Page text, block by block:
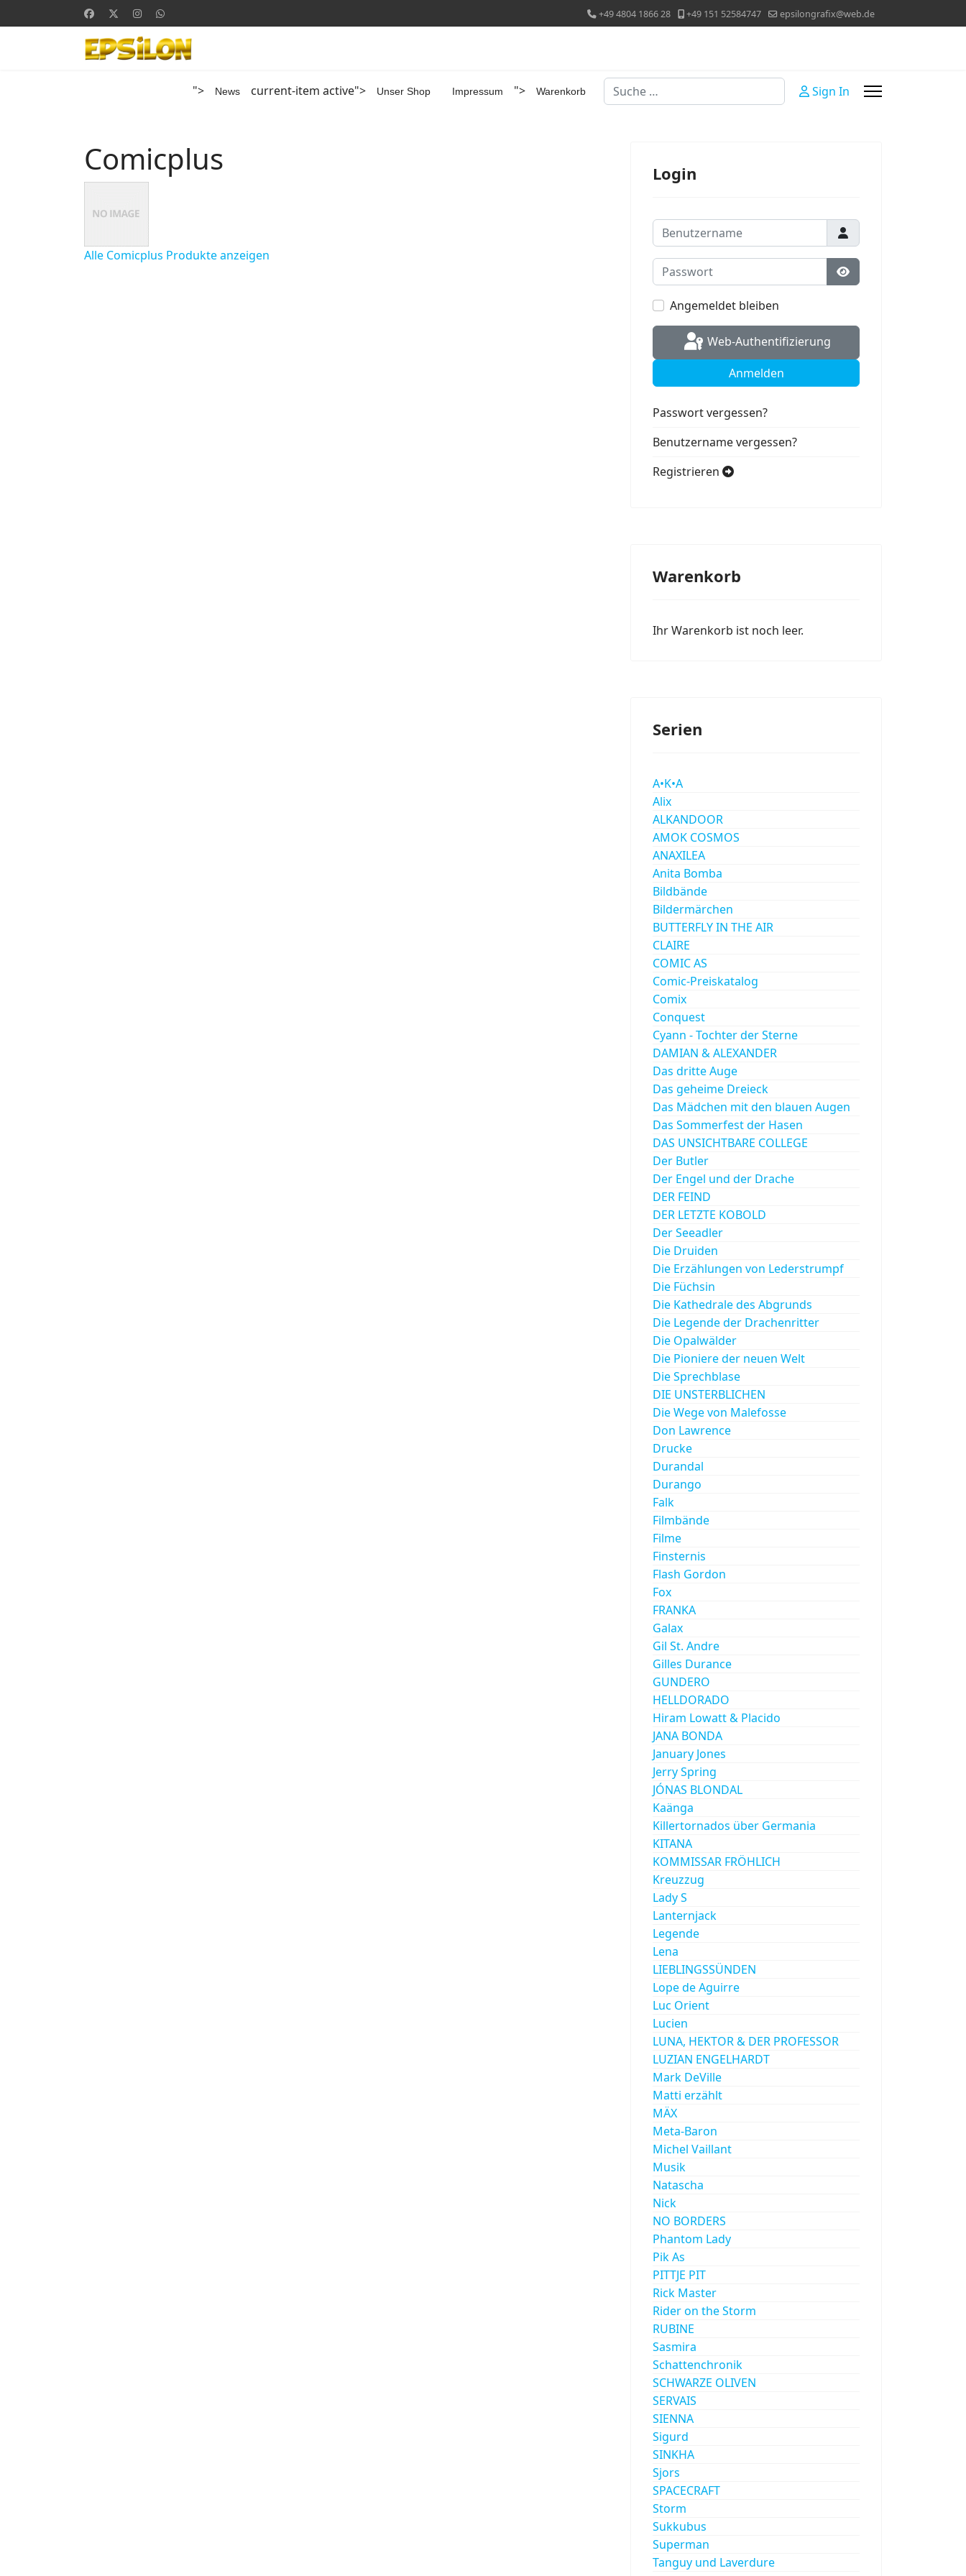
+49 4804 1866 28 +49 151 52584747 epsilongrafix@web.de
"> News current-item active"> Unser Shop Impressum "> Warenkorb Suchen Sign In
Comicplus
Alle Comicplus Produkte anzeigen
Login
Benutzername
Passwort
Passwort anzeigen
Angemeldet bleiben
Web-Authentifizierung
Anmelden
Passwort vergessen?
Benutzername vergessen?
Registrieren
Warenkorb
Ihr Warenkorb ist noch leer.
Serien
A•K•A
Alix
ALKANDOOR
AMOK COSMOS
ANAXILEA
Anita Bomba
Bildbände
Bildermärchen
BUTTERFLY IN THE AIR
CLAIRE
COMIC AS
Comic-Preiskatalog
Comix
Conquest
Cyann - Tochter der Sterne
DAMIAN & ALEXANDER
Das dritte Auge
Das geheime Dreieck
Das Mädchen mit den blauen Augen
Das Sommerfest der Hasen
DAS UNSICHTBARE COLLEGE
Der Butler
Der Engel und der Drache
DER FEIND
DER LETZTE KOBOLD
Der Seeadler
Die Druiden
Die Erzählungen von Lederstrumpf
Die Füchsin
Die Kathedrale des Abgrunds
Die Legende der Drachenritter
Die Opalwälder
Die Pioniere der neuen Welt
Die Sprechblase
DIE UNSTERBLICHEN
Die Wege von Malefosse
Don Lawrence
Drucke
Durandal
Durango
Falk
Filmbände
Filme
Finsternis
Flash Gordon
Fox
FRANKA
Galax
Gil St. Andre
Gilles Durance
GUNDERO
HELLDORADO
Hiram Lowatt & Placido
JANA BONDA
January Jones
Jerry Spring
JÓNAS BLONDAL
Kaänga
Killertornados über Germania
KITANA
KOMMISSAR FRÖHLICH
Kreuzzug
Lady S
Lanternjack
Legende
Lena
LIEBLINGSSÜNDEN
Lope de Aguirre
Luc Orient
Lucien
LUNA, HEKTOR & DER PROFESSOR
LUZIAN ENGELHARDT
Mark DeVille
Matti erzählt
MÄX
Meta-Baron
Michel Vaillant
Musik
Natascha
Nick
NO BORDERS
Phantom Lady
Pik As
PITTJE PIT
Rick Master
Rider on the Storm
RUBINE
Sasmira
Schattenchronik
SCHWARZE OLIVEN
SERVAIS
SIENNA
Sigurd
SINKHA
Sjors
SPACECRAFT
Storm
Sukkubus
Superman
Tanguy und Laverdure